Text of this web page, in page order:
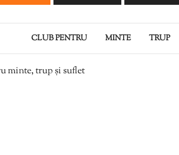
CLUB PENTRU MINTE TRUP
minte, trup și suflet